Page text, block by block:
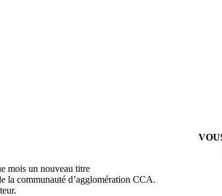
mois un nouveau titre
la communauté d’agglomération CCA.